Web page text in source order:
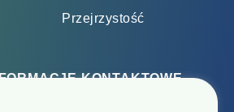
Przejrzystość
KONTAKTOWE